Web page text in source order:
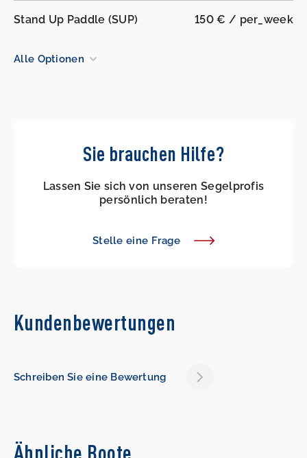
Stand Up Paddle (SUP) 150 € / per_week
Alle Optionen
Sie brauchen Hilfe?
Lassen Sie sich von unseren Segelprofis
persönlich beraten!
Stelle eine Frage
Kundenbewertungen
Schreiben Sie eine Bewertung
Ähnliche Boote